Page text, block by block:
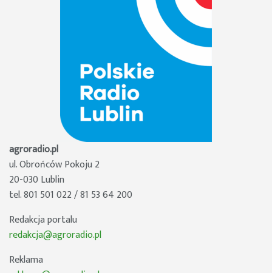
agroradio.pl
ul. Obrońców Pokoju 2
20-030 Lublin
tel. 801 501 022 / 81 53 64 200
Redakcja portalu
redakcja@agroradio.pl
Reklama